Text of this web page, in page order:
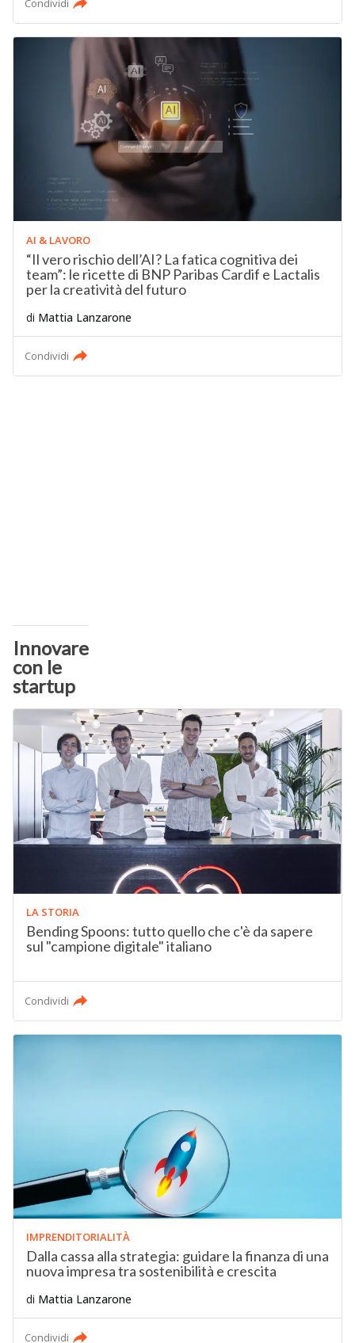
Condividi
AI & LAVORO
“Il vero rischio dell’AI? La fatica cognitiva dei
team”: le ricette di BNP Paribas Cardif e Lactalis
per la creatività del futuro
di Mattia Lanzarone
Condividi
Innovare
con le
startup
LA STORIA
Bending Spoons: tutto quello che c'è da sapere
sul "campione digitale" italiano
Condividi
IMPRENDITORIALITÀ
Dalla cassa alla strategia: guidare la finanza di una
nuova impresa tra sostenibilità e crescita
di Mattia Lanzarone
Condividi